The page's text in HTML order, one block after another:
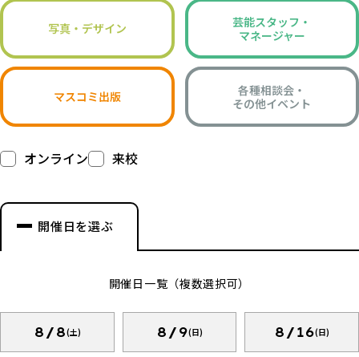
写真・デザイン
芸能スタッフ・
マネージャー
マスコミ出版
各種相談会・
その他イベント
オンライン 来校
開催日を選ぶ
開催日一覧（複数選択可）
8/8(土) 8/9(日) 8/16(日)